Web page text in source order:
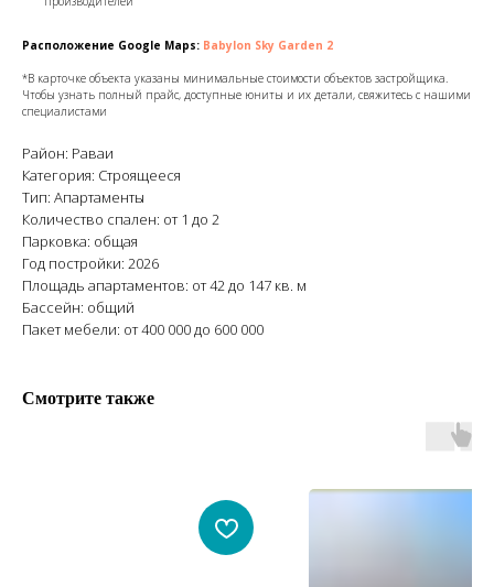
Расположение Google Maps: Babylon Sky Garden 2
*В карточке объекта указаны минимальные стоимости объектов застройщика.
Чтобы узнать полный прайс, доступные юниты и их детали, свяжитесь с нашими
специалистами
Район: Раваи
Категория: Строящееся
Тип: Апартаменты
Количество спален: от 1 до 2
Парковка: общая
Год постройки: 2026
Площадь апартаментов: от 42 до 147 кв. м
Бассейн: общий
Пакет мебели: от 400 000 до 600 000
Смотрите также